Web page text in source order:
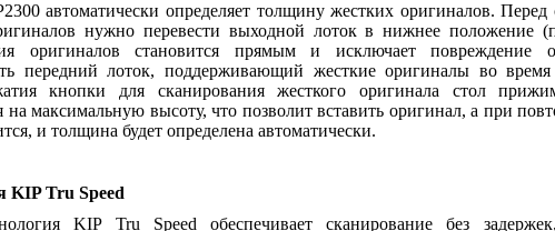
2300 автоматически определяет толщину жестких оригиналов. Перед
нужно перевести выходной лоток в нижнее положение
оригиналов становится прямым и исключает повреждение
передний лоток, поддерживающий жесткие оригиналы во время
кнопки для сканирования жесткого оригинала стол
на максимальную высоту, что позволит вставить оригинал, а при
и толщина будет определена автоматически.
KIP Tru Speed
KIP Tru Speed обеспечивает сканирование без